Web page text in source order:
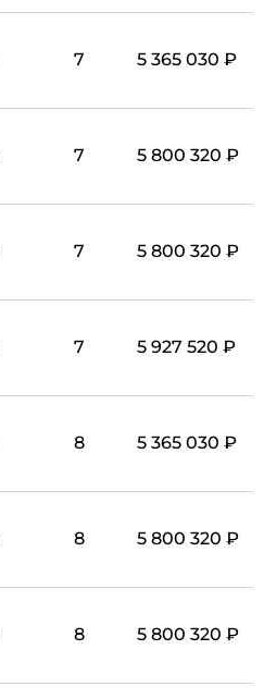
7 5 365 030 ₽
7 5 800 320 ₽
7 5 800 320 ₽
7 5 927 520 ₽
8 5 365 030 ₽
8 5 800 320 ₽
8 5 800 320 ₽